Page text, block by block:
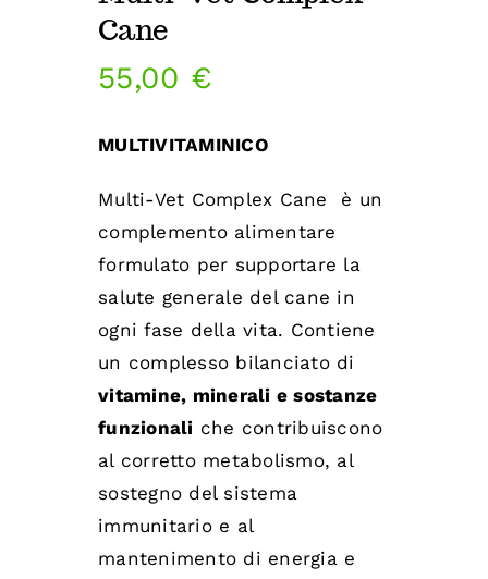
Cane
55,00 €
MULTIVITAMINICO
Multi-Vet Complex Cane è un
complemento alimentare
formulato per supportare la
salute generale del cane in
ogni fase della vita. Contiene
un complesso bilanciato di
vitamine, minerali e sostanze
funzionali che contribuiscono
al corretto metabolismo, al
sostegno del sistema
immunitario e al
mantenimento di energia e